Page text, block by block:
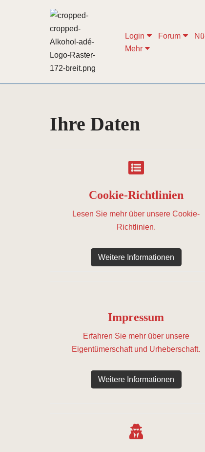
Login Forum
Mehr
Ihre Daten
Cookie-Richtlinien
Lesen Sie mehr über unsere Cookie-
Richtlinien.
Weitere Informationen
Impressum
Erfahren Sie mehr über unsere
Eigentümerschaft und Urheberschaft.
Weitere Informationen